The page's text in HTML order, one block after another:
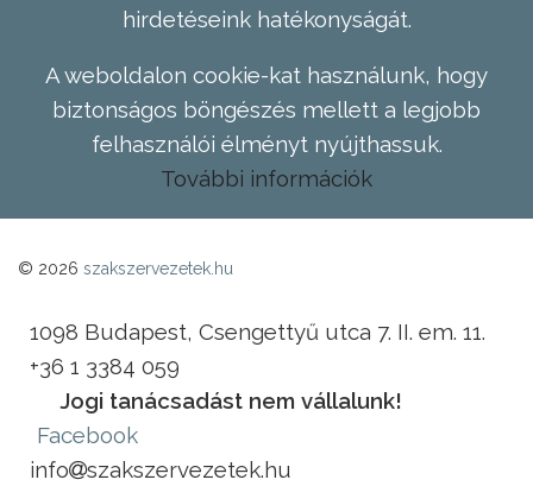
hirdetéseink hatékonyságát.
A weboldalon cookie-kat használunk, hogy
biztonságos böngészés mellett a legjobb
felhasználói élményt nyújthassuk.
További információk
© 2026 szakszervezetek.hu
1098 Budapest, Csengettyű utca 7. II. em. 11.
+36 1 3384 059
Jogi tanácsadást nem vállalunk!
Facebook
info
szakszervezetek.hu